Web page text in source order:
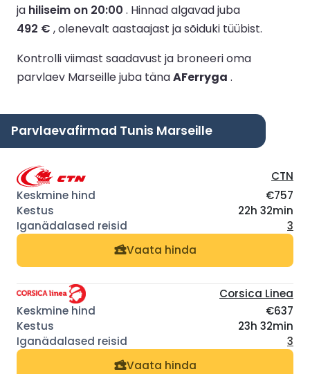
ja hiliseim on 20:00 . Hinnad algavad juba
492 € , olenevalt aastaajast ja sõiduki tüübist.
Kontrolli viimast saadavust ja broneeri oma
parvlaev Marseille juba tänaAFerryga .
Parvlaevafirmad Tunis Marseille
CTN
€757
22h 32min
3
Vaata hinda
Corsica Linea
€637
23h 32min
3
Vaata hinda